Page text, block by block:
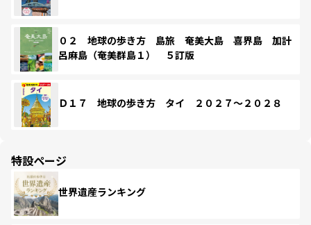
０２ 地球の歩き方 島旅 奄美大島 喜界島 加計
呂麻島（奄美群島１） ５訂版
Ｄ１７ 地球の歩き方 タイ ２０２７～２０２８
特設ページ
世界遺産ランキング